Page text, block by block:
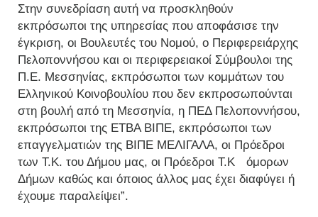
Στην συνεδρίαση αυτή να προσκληθούν
εκπρόσωποι της υπηρεσίας που αποφάσισε την
έγκριση, οι Βουλευτές του Νομού, ο Περιφερειάρχης
Πελοποννήσου και οι περιφερειακοί Σύμβουλοι της
Π.Ε. Μεσσηνίας, εκπρόσωποι των κομμάτων του
Ελληνικού Κοινοβουλίου που δεν εκπροσωπούνται
στη βουλή από τη Μεσσηνία, η ΠΕΔ Πελοποννήσου,
εκπρόσωποι της ΕΤΒΑ ΒΙΠΕ, εκπρόσωποι των
επαγγελματιών της ΒΙΠΕ ΜΕΛΙΓΑΛΑ, οι Πρόεδροι
των Τ.Κ. του Δήμου μας, οι Πρόεδροι Τ.Κ όμορων
Δήμων καθώς και όποιος άλλος μας έχει διαφύγει ή
έχουμε παραλείψει”.